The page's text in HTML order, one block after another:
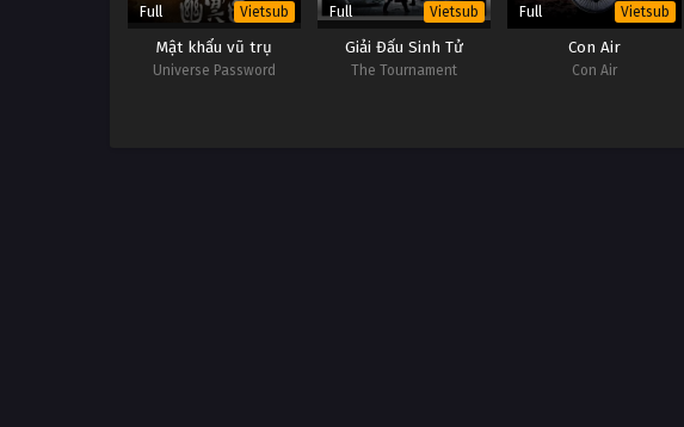
Full Vietsub
Mật khẩu vũ trụ
Universe Password
Full Vietsub
Giải Đấu Sinh Tử
The Tournament
Full Vietsub
Con Air
Con Air